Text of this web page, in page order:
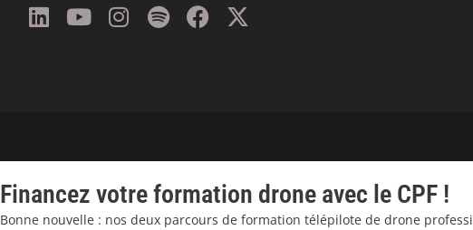
Financez votre formation drone avec le CPF !
Bonne nouvelle : nos deux parcours de formation télépilote de drone